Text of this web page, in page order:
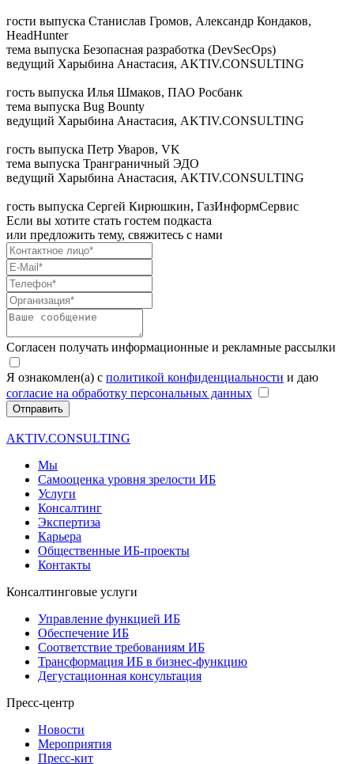
гости выпуска Станислав Громов, Александр Кондаков,
HeadHunter
тема выпуска Безопасная разработка (DevSecOps)
ведущий Харыбина Анастасия, AKTIV.CONSULTING
гость выпуска Илья Шмаков, ПАО Росбанк
тема выпуска Bug Bounty
ведущий Харыбина Анастасия, AKTIV.CONSULTING
гость выпуска Петр Уваров, VK
тема выпуска Транграничный ЭДО
ведущий Харыбина Анастасия, AKTIV.CONSULTING
гость выпуска Сергей Кирюшкин, ГазИнформСервис
Если вы хотите стать гостем подкаста
или предложить тему, свяжитесь с нами
Согласен получать информационные и рекламные рассылки
Я ознакомлен(а) с политикой конфиденциальности и даю
согласие на обработку персональных данных
Отправить
AKTIV.CONSULTING
Мы
Самооценка уровня зрелости ИБ
Услуги
Консалтинг
Экспертиза
Карьера
Общественные ИБ-проекты
Контакты
Консалтинговые услуги
Управление функцией ИБ
Обеспечение ИБ
Соответствие требованиям ИБ
Трансформация ИБ в бизнес-функцию
Дегустационная консультация
Пресс-центр
Новости
Мероприятия
Пресс-кит